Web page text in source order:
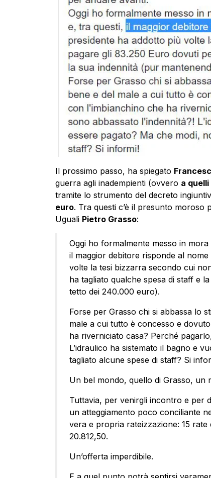
Il prossimo passo, ha spiegato
guerra agli inadempienti (ovvero a
tramite lo strumento del decreto
euro. Tra questi c’è il presunto moroso
Uguali Pietro Grasso:
Oggi ho formalmente messo in
il maggior debitore risponde al
volte la tesi bizzarra secondo cui
ha tagliato qualche spesa di staff e
tetto dei 240.000 euro).
Forse per Grasso chi si abbassa lo
male a cui tutto è concesso e
ha riverniciato casa? Perché
L’idraulico ha sistemato il bagno e
tagliato alcune spese di staff? Si
Un bel mondo, quello di Grasso,
Tuttavia, per venirgli incontro e per
un atteggiamento poco conciliante
vera e propria rateizzazione: 15
20.812,50.
Un’offerta imperdibile.